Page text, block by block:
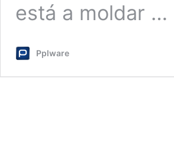
está a moldar …
Pplware